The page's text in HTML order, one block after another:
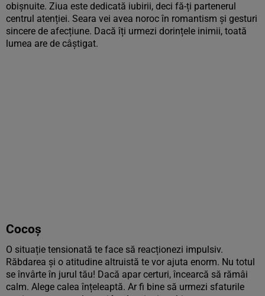
obișnuite. Ziua este dedicată iubirii, deci fă-ți partenerul
centrul atenției. Seara vei avea noroc în romantism și gesturi
sincere de afecțiune. Dacă îți urmezi dorințele inimii, toată
lumea are de câștigat.
Cocoș
O situație tensionată te face să reacționezi impulsiv.
Răbdarea și o atitudine altruistă te vor ajuta enorm. Nu totul
se învârte în jurul tău! Dacă apar certuri, încearcă să rămâi
calm. Alege calea înțeleaptă. Ar fi bine să urmezi sfaturile